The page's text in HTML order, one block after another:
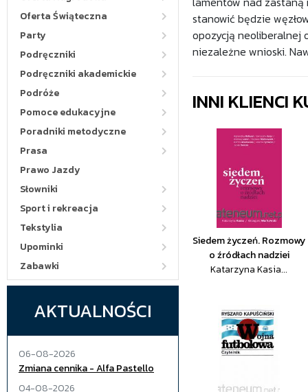
Oferta Świąteczna
Party
Podręczniki
Podręczniki akademickie
Podróże
Pomoce edukacyjne
Poradniki metodyczne
Prasa
Prawo Jazdy
Słowniki
Sport i rekreacja
Tekstylia
Upominki
Zabawki
AKTUALNOŚCI
06-08-2026
Zmiana cennika - Alfa Pastello
04-08-2026
stanowić będzie
opozycją neoliberalnej
niezależne wnioski.
INNI KLIENCI
Siedem życzeń. Rozmowy
o źródłach nadziei
Katarzyna Kasia...